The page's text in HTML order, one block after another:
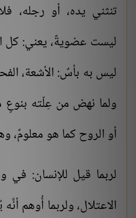
تنثني يده، أو رجله،
ليست عضويةً، يعني: كل
ليس به بأسٌ: الأشعة،
ولما نهض من عِلّته بنوعٍ
أو الروح كما هو
لربما قيل للإنسان:
الاعتلال، ولربما أُوهم